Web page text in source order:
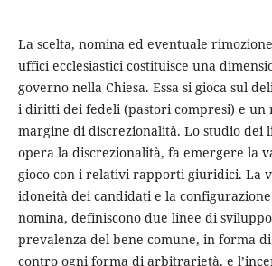
La scelta, nomina ed eventuale
uffici ecclesiastici costituisce una
governo nella Chiesa. Essa si gioca sul
i diritti dei fedeli (pastori compresi) e un
margine di discrezionalità. Lo studio dei
opera la discrezionalità, fa emergere la
gioco con i relativi rapporti giuridici. La
idoneità dei candidati e la
nomina, definiscono due linee di
prevalenza del bene comune, in forma
contro ogni forma di arbitrarietà, e